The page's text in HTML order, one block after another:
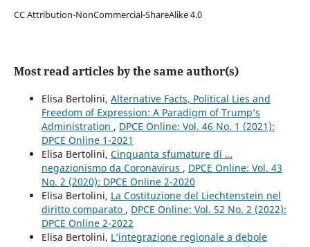
CC Attribution-NonCommercial-ShareAlike 4.0
Most read articles by the same author(s)
Elisa Bertolini, Alternative Facts, Political Lies and
Freedom of Expression: A Paradigm of Trump’s
Administration , DPCE Online: Vol. 46 No. 1 (2021):
DPCE Online 1-2021
Elisa Bertolini, Cinquanta sfumature di …
negazionismo da Coronavirus , DPCE Online: Vol. 43
No. 2 (2020): DPCE Online 2-2020
Elisa Bertolini, La Costituzione del Liechtenstein nel
diritto comparato , DPCE Online: Vol. 52 No. 2 (2022):
DPCE Online 2-2022
Elisa Bertolini, L’integrazione regionale a debole